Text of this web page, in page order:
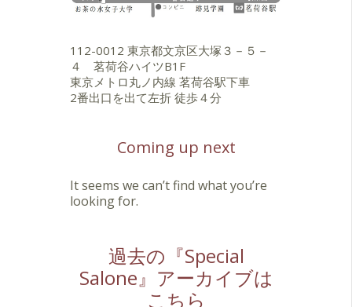
112-0012 東京都文京区大塚３－５－
４ 茗荷谷ハイツB1F
東京メトロ丸ノ内線 茗荷谷駅下車
2番出口を出て左折 徒歩４分
Coming up next
It seems we can’t find what you’re
looking for.
過去の『Special
Salone』アーカイブは
こちら